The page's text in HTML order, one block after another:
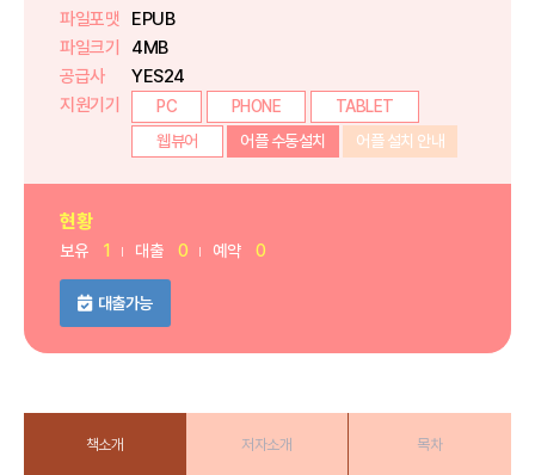
파일포맷
EPUB
파일크기
4MB
공급사
YES24
지원기기
PC PHONE
TABLET
웹뷰어
어플 수동설치 어플 설치 안내
현황
보유 1 대출 0 예약 0
대출가능
책소개 저자소개 목차